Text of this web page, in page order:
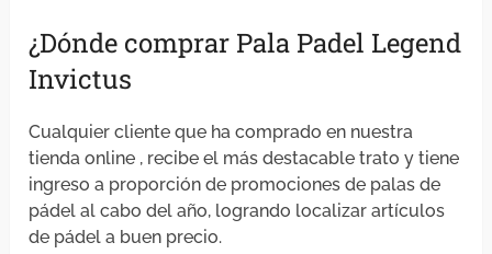
¿Dónde comprar Pala Padel Legend
Invictus
Cualquier cliente que ha comprado en nuestra
tienda online , recibe el más destacable trato y tiene
ingreso a proporción de promociones de palas de
pádel al cabo del año, logrando localizar artículos
de pádel a buen precio.